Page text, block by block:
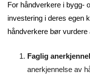
For håndverkere i bygg-
investering i deres egen
håndverkere bør
Faglig
anerkjennelse av